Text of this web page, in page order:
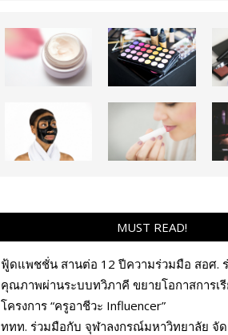
MUST READ!
ฟู้ดแพชชั่น สานต่อ 12 ปีความร่วมมือ สอศ.
คุณภาพผ่านระบบทวิภาคี ขยายโอกาสการเ
โครงการ “ครูอาชีวะ Influencer”
ททท. ร่วมมือกับ จุฬาลงกรณ์มหาวิทยาลัย จั